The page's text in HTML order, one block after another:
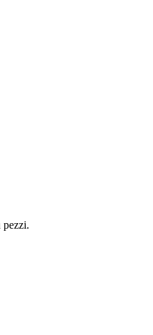
pezzi.